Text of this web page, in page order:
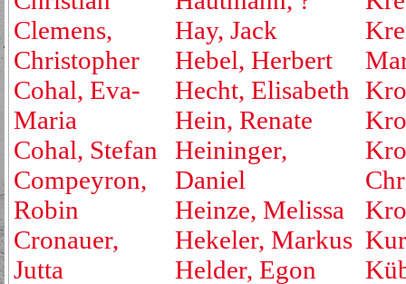
Clemens,
Christopher
Cohal, Eva-
Maria
Cohal, Stefan
Compeyron,
Robin
Cronauer,
Jutta
Hay, Jack
Hebel, Herbert
Hecht, Elisabeth
Hein, Renate
Heininger,
Daniel
Heinze, Melissa
Hekeler, Markus
Helder, Egon